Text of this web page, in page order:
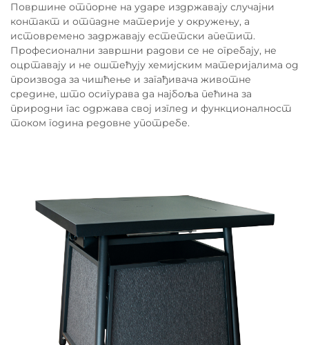
Површине отпорне на ударе издржавају случајни
контакт и отпадне материје у окружењу, а
истовремено задржавају естетски апетит.
Професионални завршни радови се не огребају, не
оцртавају и не оштећују хемијским материјалима од
производа за чишћење и загађивача животне
средине, што осигурава да најбоља пећина за
природни гас одржава свој изглед и функционалност
током година редовне употребе.